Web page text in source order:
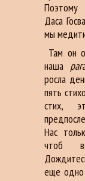
Поэтому
Даса
мы
Там он
наша
росла
пять
стих,
Нас
чтоб
еще одно